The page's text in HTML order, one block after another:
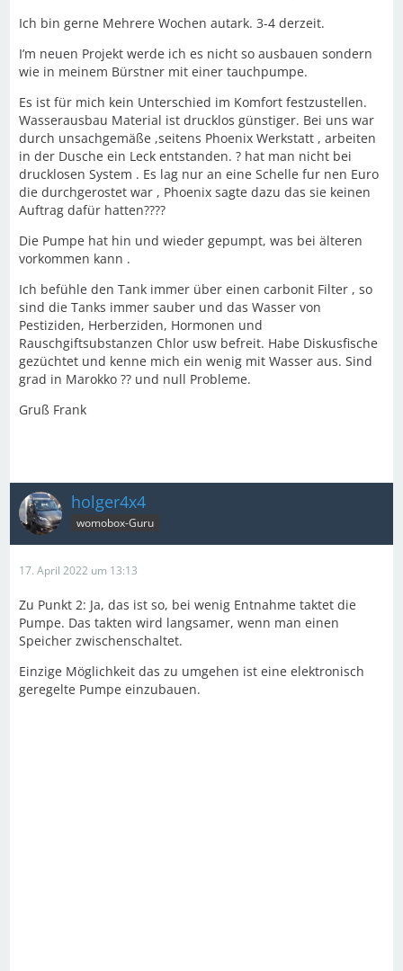
Ich bin gerne Mehrere Wochen autark. 3-4 derzeit.
I’m neuen Projekt werde ich es nicht so ausbauen sondern
wie in meinem Bürstner mit einer tauchpumpe.
Es ist für mich kein Unterschied im Komfort festzustellen.
Wasserausbau Material ist drucklos günstiger. Bei uns war
durch unsachgemäße ,seitens Phoenix Werkstatt , arbeiten
in der Dusche ein Leck entstanden. ? hat man nicht bei
drucklosen System . Es lag nur an eine Schelle fur nen Euro
die durchgerostet war , Phoenix sagte dazu das sie keinen
Auftrag dafür hatten????
Die Pumpe hat hin und wieder gepumpt, was bei älteren
vorkommen kann .
Ich befühle den Tank immer über einen carbonit Filter , so
sind die Tanks immer sauber und das Wasser von
Pestiziden, Herberziden, Hormonen und
Rauschgiftsubstanzen Chlor usw befreit. Habe Diskusfische
gezüchtet und kenne mich ein wenig mit Wasser aus. Sind
grad in Marokko ?? und null Probleme.
Gruß Frank
holger4x4
womobox-Guru
17. April 2022 um 13:13
Zu Punkt 2: Ja, das ist so, bei wenig Entnahme taktet die
Pumpe. Das takten wird langsamer, wenn man einen
Speicher zwischenschaltet.
Einzige Möglichkeit das zu umgehen ist eine elektronisch
geregelte Pumpe einzubauen.